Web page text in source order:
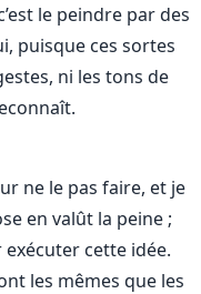
le peindre par des
puisque ces sortes
ni les tons de
ne le pas faire, et je
en valût la peine ;
cette idée.
les mêmes que les